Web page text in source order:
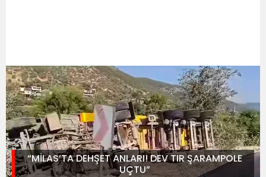
“MİLAS’TA DEHŞET ANLARI! DEV TIR ŞARAMPOLE
UÇTU”